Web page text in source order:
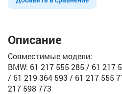
Описание
Совместимые модели:
BMW: 61 217 555 285 / 61 217
/ 61 219 364 593 / 61 217 555
217 598 773